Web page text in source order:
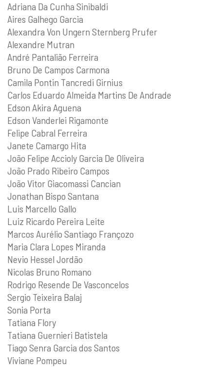
Adriana Da Cunha Sinibaldi
Aires Galhego Garcia
Alexandra Von Ungern Sternberg Prufer
Alexandre Mutran
André Pantalião Ferreira
Bruno De Campos Carmona
Camila Pontin Tancredi Girnius
Carlos Eduardo Almeida Martins De Andrade
Edson Akira Aguena
Edson Vanderlei Rigamonte
Felipe Cabral Ferreira
Janete Camargo Hita
João Felipe Accioly Garcia De Oliveira
João Prado Ribeiro Campos
João Vitor Giacomassi Cancian
Jonathan Bispo Santana
Luis Marcello Gallo
Luiz Ricardo Pereira Leite
Marcos Aurélio Santiago Françozo
Maria Clara Lopes Miranda
Nevio Hessel Jordão
Nicolas Bruno Romano
Rodrigo Resende De Vasconcelos
Sergio Teixeira Balaj
Sonia Porta
Tatiana Flory
Tatiana Guernieri Batistela
Tiago Senra Garcia dos Santos
Viviane Pompeu